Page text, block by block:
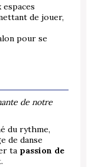
de jouer,
pour se
de notre
du rythme,
de danse
ta passion de